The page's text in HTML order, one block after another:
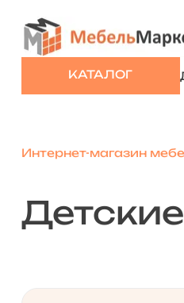
КАТАЛОГ
Интернет-магазин